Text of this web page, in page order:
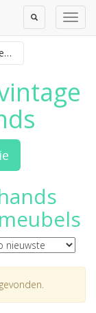
Toggle
Search
Umage meubels